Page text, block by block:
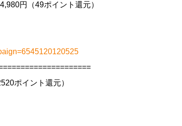
円（49ポイント還元）
ポイント還元）